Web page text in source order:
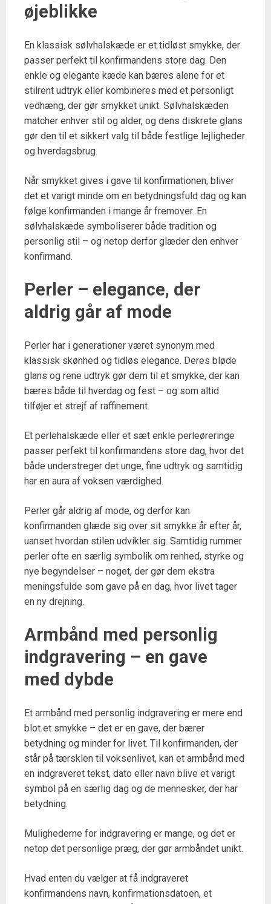
øjeblikke
En klassisk sølvhalskæde er et tidløst smykke, der
passer perfekt til konfirmandens store dag. Den
enkle og elegante kæde kan bæres alene for et
stilrent udtryk eller kombineres med et personligt
vedhæng, der gør smykket unikt. Sølvhalskæden
matcher enhver stil og alder, og dens diskrete glans
gør den til et sikkert valg til både festlige lejligheder
og hverdagsbrug.
Når smykket gives i gave til konfirmationen, bliver
det et varigt minde om en betydningsfuld dag og kan
følge konfirmanden i mange år fremover. En
sølvhalskæde symboliserer både tradition og
personlig stil – og netop derfor glæder den enhver
konfirmand.
Perler – elegance, der
aldrig går af mode
Perler har i generationer været synonym med
klassisk skønhed og tidløs elegance. Deres bløde
glans og rene udtryk gør dem til et smykke, der kan
bæres både til hverdag og fest – og som altid
tilføjer et strejf af raffinement.
Et perlehalskæde eller et sæt enkle perleøreringe
passer perfekt til konfirmandens store dag, hvor det
både understreger det unge, fine udtryk og samtidig
har en aura af voksen værdighed.
Perler går aldrig af mode, og derfor kan
konfirmanden glæde sig over sit smykke år efter år,
uanset hvordan stilen udvikler sig. Samtidig rummer
perler ofte en særlig symbolik om renhed, styrke og
nye begyndelser – noget, der gør dem ekstra
meningsfulde som gave på en dag, hvor livet tager
en ny drejning.
Armbånd med personlig
indgravering – en gave
med dybde
Et armbånd med personlig indgravering er mere end
blot et smykke – det er en gave, der bærer
betydning og minder for livet. Til konfirmanden, der
står på tærsklen til voksenlivet, kan et armbånd med
en indgraveret tekst, dato eller navn blive et varigt
symbol på en særlig dag og de mennesker, der har
betydning.
Mulighederne for indgravering er mange, og det er
netop det personlige præg, der gør armbåndet unikt.
Hvad enten du vælger at få indgraveret
konfirmandens navn, konfirmationsdatoen, et